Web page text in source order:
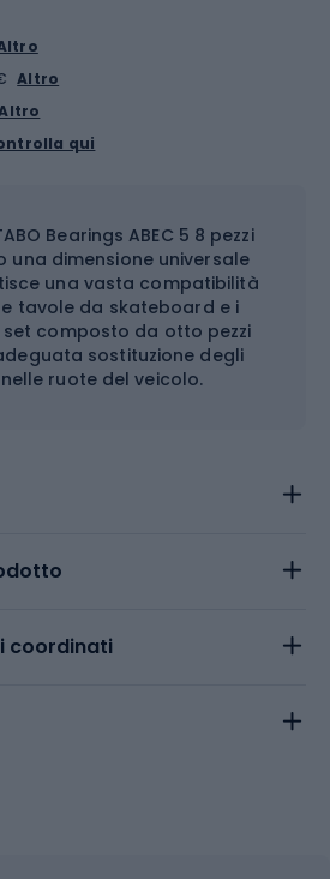
Altro
qui
Bearings ABEC 5 8 pezzi
una dimensione universale
una vasta compatibilità
tavole da skateboard e i
composto da otto pezzi
sostituzione degli
ruote del veicolo.
coordinati